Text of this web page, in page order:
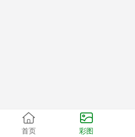
首页 彩图